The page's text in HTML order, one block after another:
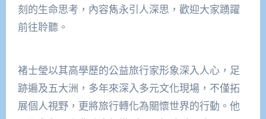
刻的生命思考，內容雋永引人深思，歡迎大家踴躍
前往聆聽。
褚士瑩以其高學歷的公益旅行家形象深入人心，足
跡遍及五大洲，多年來深入多元文化現場，不僅拓
展個人視野，更將旅行轉化為關懷世界的行動。他